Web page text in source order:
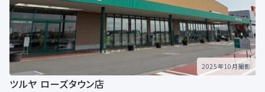
2025年10月撮影
ツルヤ ローズタウン店